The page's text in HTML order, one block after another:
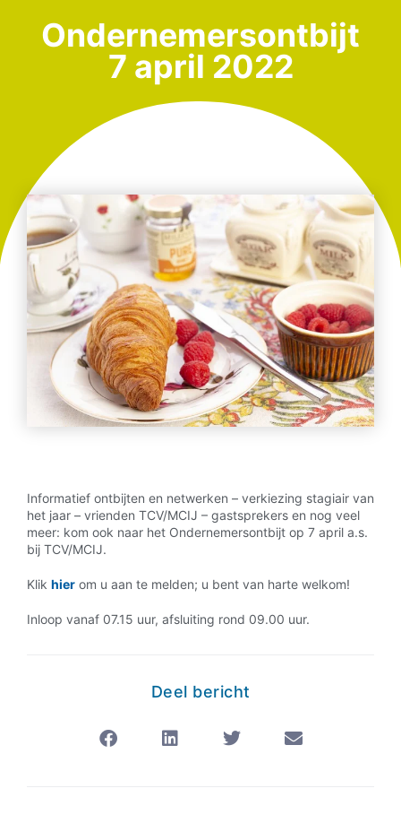
Ondernemersontbijt
7 april 2022
Informatief ontbijten en netwerken – verkiezing stagiair van
het jaar – vrienden TCV/MCIJ – gastsprekers en nog veel
meer: kom ook naar het Ondernemersontbijt op 7 april a.s.
bij TCV/MCIJ.
Klik hier om u aan te melden; u bent van harte welkom!
Inloop vanaf 07.15 uur, afsluiting rond 09.00 uur.
Deel bericht